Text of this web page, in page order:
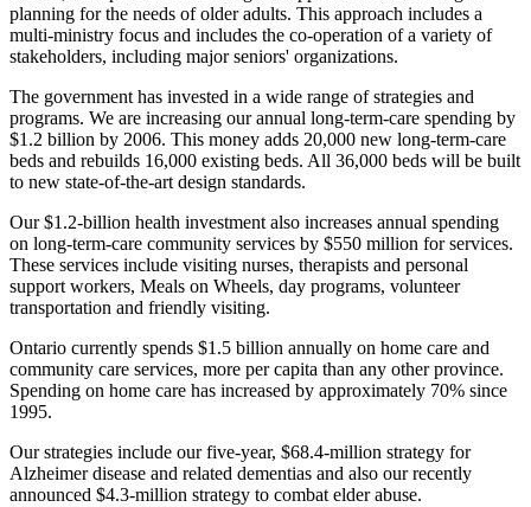
planning for the needs of older adults. This approach includes a
multi-ministry focus and includes the co-operation of a variety of
stakeholders, including major seniors' organizations.
The government has invested in a wide range of strategies and
programs. We are increasing our annual long-term-care spending by
$1.2 billion by 2006. This money adds 20,000 new long-term-care
beds and rebuilds 16,000 existing beds. All 36,000 beds will be built
to new state-of-the-art design standards.
Our $1.2-billion health investment also increases annual spending
on long-term-care community services by $550 million for services.
These services include visiting nurses, therapists and personal
support workers, Meals on Wheels, day programs, volunteer
transportation and friendly visiting.
Ontario currently spends $1.5 billion annually on home care and
community care services, more per capita than any other province.
Spending on home care has increased by approximately 70% since
1995.
Our strategies include our five-year, $68.4-million strategy for
Alzheimer disease and related dementias and also our recently
announced $4.3-million strategy to combat elder abuse.